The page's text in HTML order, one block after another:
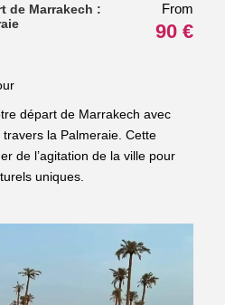
de Marrakech :
From
90 €
départ de Marrakech avec
la Palmeraie. Cette
de l’agitation de la ville pour
uniques.